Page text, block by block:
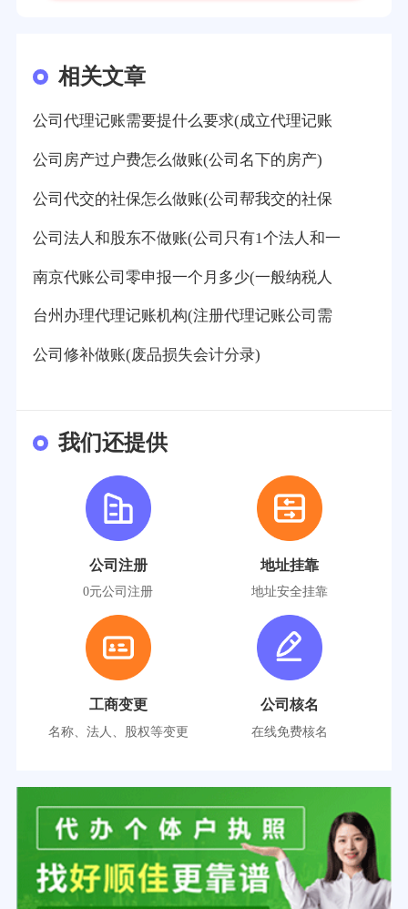
相关文章
公司代理记账需要提什么要求(成立代理记账
公司房产过户费怎么做账(公司名下的房产)
公司代交的社保怎么做账(公司帮我交的社保
公司法人和股东不做账(公司只有1个法人和一
南京代账公司零申报一个月多少(一般纳税人
台州办理代理记账机构(注册代理记账公司需
公司修补做账(废品损失会计分录)
我们还提供
公司注册
0元公司注册
地址挂靠
地址安全挂靠
工商变更
名称、法人、股权等变更
公司核名
在线免费核名